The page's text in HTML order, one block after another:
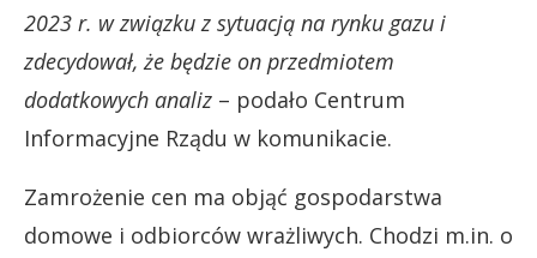
2023 r. w związku z sytuacją na rynku gazu i
zdecydował, że będzie on przedmiotem
dodatkowych analiz – podało Centrum
Informacyjne Rządu w komunikacie.
Zamrożenie cen ma objąć gospodarstwa
domowe i odbiorców wrażliwych. Chodzi m.in. o